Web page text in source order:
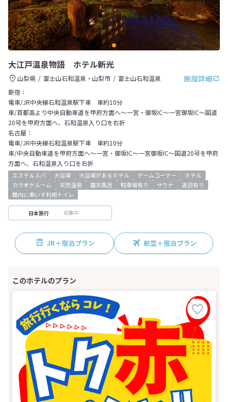
大江戸温泉物語 ホテル新光
施設詳細
山梨県 富士山石和温泉・山梨市
富士山石和温泉
新宿：
電車/JR中央線石和温泉駅下車 車約10分
車/首都高より中央自動車道を甲府方面へ～一宮・御坂IC～一宮御坂IC～国道
20号を甲府方面へ、石和温泉入り口を右折
名古屋：
電車/JR中央線石和温泉駅下車 車約10分
車/中央自動車道を甲府方面へ～一宮・御坂IC～一宮御坂IC～国道20号を甲府
方面へ、石和温泉入り口を右折
エステ＆スパ 大浴場 大浴場があるホテル ゲームコーナー
ホテル
カラオケルーム
天然温泉 露天風呂 駐車場有り サウナ
送迎有り
館内に車いす利用トイレ
日本旅行 収集中
JR＋宿泊プラン 航空＋宿泊プラン